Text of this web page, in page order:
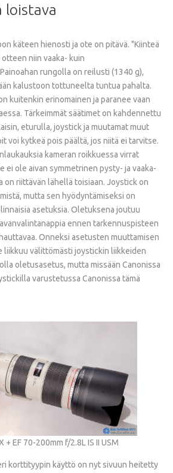
loistava
käteen hienosti ja ote on pitävä. "Kiinteä
niin vaaka- kuin
rungolla on reilusti (1340 g),
kalustoon tottuneelta tuntua pahalta.
kuitenkin erinomainen ja paranee vaan
Tärkeimmät säätimet on kahdennettu
eturulla, joystick ja muutamat muut
voi kytkeä pois päältä, jos niitä ei tarvitse.
kameran roikkuessa virrat
ei ole aivan symmetrinen pysty- ja vaaka-
on riittävän lähellä toisiaan. Joystick on
mutta sen hyödyntämiseksi on
asetuksia. Oletuksena joutuu
ennen tarkennuspisteen
Onneksi asetusten muuttamisen
liikkuu välittömästi joystickin liikkeiden
oletusasetus, mutta missään Canonissa
varustetussa Canonissa tämä
+ EF 70-200mm f/2.8L IS II USM
korttityypin käyttö on nyt sivuun heitetty